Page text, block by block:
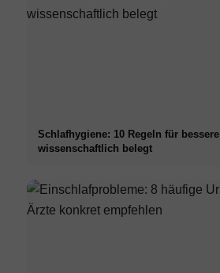
Schlafhygiene: 10 Regeln für
wissenschaftlich belegt